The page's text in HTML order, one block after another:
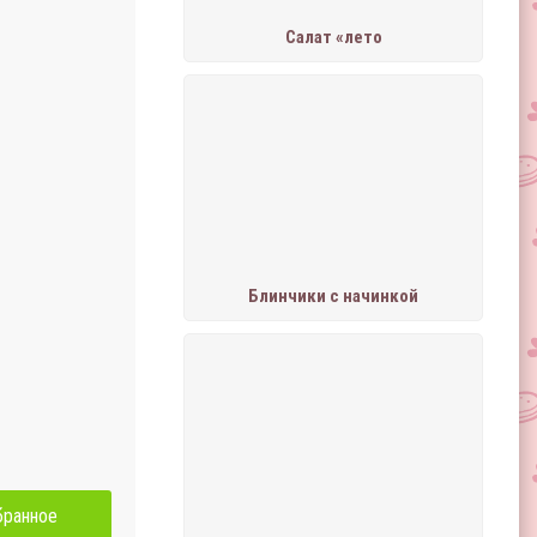
Салат «лето
Блинчики с начинкой